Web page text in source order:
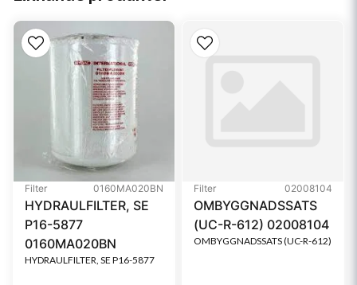
Filter 0160MA020BN
HYDRAULFILTER, SE
P16-5877
0160MA020BN
HYDRAULFILTER, SE P16-5877
Filter 02008104
OMBYGGNADSSATS
(UC-R-612) 02008104
OMBYGGNADSSATS (UC-R-612)